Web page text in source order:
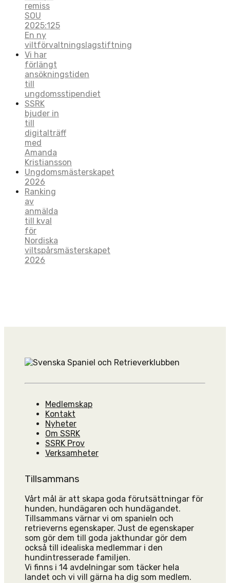
remiss
SOU
2025:125
En ny
viltförvaltningslagstiftning
Vi har
förlängt
ansökningstiden
till
ungdomsstipendiet
SSRK
bjuder in
till
digitalträff
med
Amanda
Kristiansson
Ungdomsmästerskapet
2026
Ranking
av
anmälda
till kval
för
Nordiska
viltspårsmästerskapet
2026
Medlemskap
Kontakt
Nyheter
Om SSRK
SSRK Prov
Verksamheter
Tillsammans
Vårt mål är att skapa goda förutsättningar för
hunden, hundägaren och hundägandet.
Tillsammans värnar vi om spanieln och
retrieverns egenskaper. Just de egenskaper
som gör dem till goda jakthundar gör dem
också till idealiska medlemmar i den
hundintresserade familjen.
Vi finns i 14 avdelningar som täcker hela
landet och vi vill gärna ha dig som medlem.